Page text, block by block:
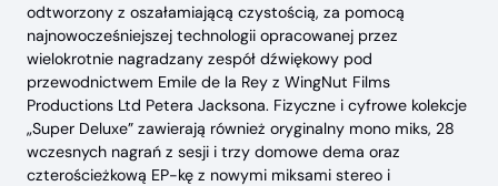
odtworzony z oszałamiającą czystością, za pomocą
najnowocześniejszej technologii opracowanej przez
wielokrotnie nagradzany zespół dźwiękowy pod
przewodnictwem Emile de la Rey z WingNut Films
Productions Ltd Petera Jacksona. Fizyczne i cyfrowe kolekcje
„Super Deluxe” zawierają również oryginalny mono miks, 28
wczesnych nagrań z sesji i trzy domowe dema oraz
czterościeżkową EP-kę z nowymi miksami stereo i